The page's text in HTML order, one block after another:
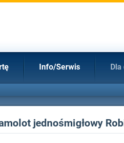
Info/Serwis
jednośmigłowy